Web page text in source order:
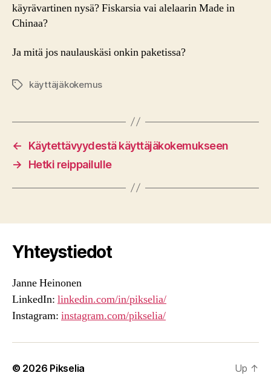
käyrävartinen nysä? Fiskarsia vai alelaarin Made in
Chinaa?
Ja mitä jos naulauskäsi onkin paketissa?
Tagskäyttäjäkokemus
←
Käytettävyydestä käyttäjäkokemukseen
→
Hetki reippailulle
Yhteystiedot
Janne Heinonen
LinkedIn: linkedin.com/in/pikselia/
Instagram: instagram.com/pikselia/
© 2026 Pikselia Up ↑